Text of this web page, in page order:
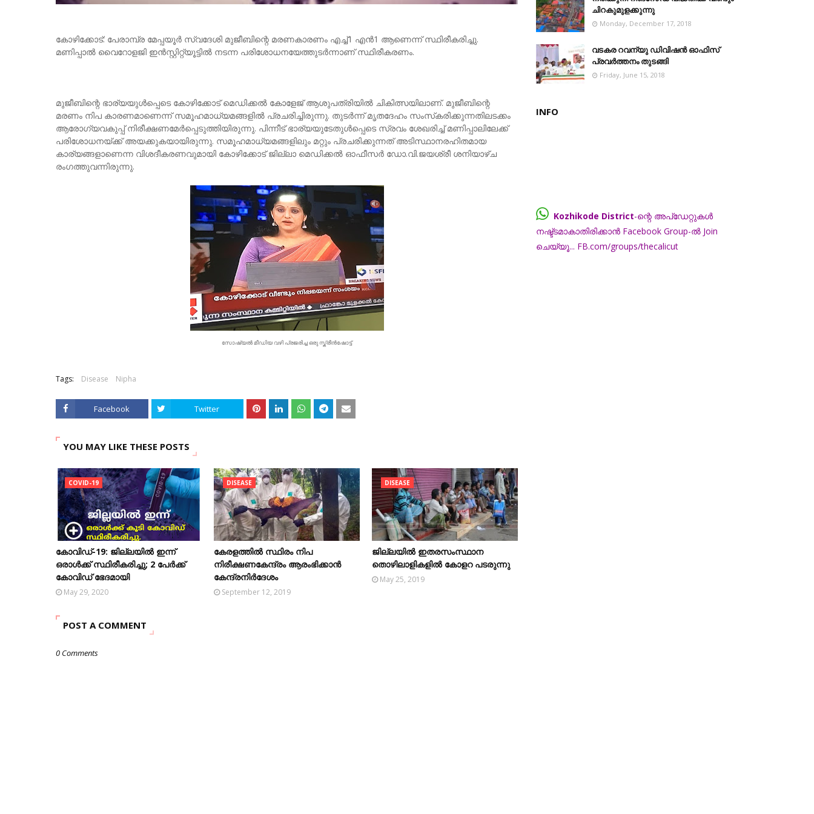
കോഴിക്കോട്: പേരാമ്പ്ര മേപ്പയൂര്‍ സ്വദേശി മുജീബിന്റെ മരണകാരണം എച്ച്1 എന്‍1 ആണെന്ന് സ്ഥിരീകരിച്ചു.
മണിപ്പാല്‍ വൈറോളജി ഇന്‍സ്റ്റിറ്റ്യൂട്ടില്‍ നടന്ന പരിശോധനയേത്തുടര്‍ന്നാണ് സ്ഥിരീകരണം.
മുജീബിന്റെ ഭാര്യയുള്‍പ്പെടെ കോഴിക്കോട് മെഡിക്കല്‍ കോളേജ് ആശുപത്രിയില്‍ ചികിത്സയിലാണ്. മുജീബിന്റെ
മരണം നിപ കാരണമാണെന്ന് സമൂഹമാധ്യമങ്ങളില്‍ പ്രചരിച്ചിരുന്നു. തുടര്‍ന്ന് മൃതദേഹം സംസ്‌കരിക്കുന്നതിലടക്കം
ആരോഗ്യവകുപ്പ് നിരീക്ഷണമേര്‍പ്പെടുത്തിയിരുന്നു. പിന്നീട് ഭാര്യയുടേതുള്‍പ്പെടെ സ്രവം ശേഖരിച്ച് മണിപ്പാലിലേക്ക്
പരിശോധനയ്ക്ക് അയക്കുകയായിരുന്നു. സമൂഹമാധ്യമങ്ങളിലും മറ്റും പ്രചരിക്കുന്നത് അടിസ്ഥാനരഹിതമായ
കാര്യങ്ങളാണെന്ന വിശദീകരണവുമായി കോഴിക്കോട് ജില്ലാ മെഡിക്കല്‍ ഓഫീസര്‍ ഡോ.വി.ജയശ്രീ ശനിയാഴ്ച
രംഗത്തുവന്നിരുന്നു.
സോഷ്യൽ മീഡിയ വഴി പ്രജരിച്ച ഒരു സ്ക്രീൻഷോട്ട്
Tags: Disease Nipha
Facebook Twitter
YOU MAY LIKE THESE POSTS
COVID-19
കോവിഡ്-19: ജില്ലയിൽ ഇന്ന്
ഒരാൾക്ക് സ്ഥിരീകരിച്ചു; 2 പേർക്ക്
കോവിഡ് ഭേദമായി
May 29, 2020
DISEASE
കേരളത്തില്‍ സ്ഥിരം നിപ
നിരീക്ഷണകേന്ദ്രം ആരംഭിക്കാന്‍
കേന്ദ്രനിര്‍ദേശം
September 12, 2019
DISEASE
ജില്ലയിൽ ഇതരസംസ്ഥാന
തൊഴിലാളികളിൽ കോളറ പടരുന്നു
May 25, 2019
POST A COMMENT
0 Comments
ചിറകുമുളക്കുന്നു
Monday, December 17, 2018
വടകര റവന്യു ഡിവിഷൻ ഓഫിസ്
പ്രവർത്തനം തുടങ്ങി
Friday, June 15, 2018
INFO
Kozhikode District-ന്റെ അപ്ഡേറ്റുകൾ
നഷ്ട്ടമാകാതിരിക്കാൻ Facebook Group-ൽ Join